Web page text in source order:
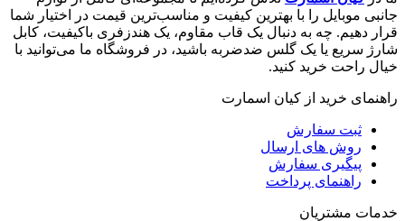
جانبی موبایل را با بهترین کیفیت و مناسب‌ترین قیمت در اختیار شما
قرار دهیم. چه به دنبال یک قاب مقاوم، یک هندزفری باکیفیت، کابل
شارژ سریع یا یک گلس ضدضربه باشید، در فروشگاه ما می‌توانید با
خیال راحت خرید کنید.
راهنمای خرید از کیان اسمارت
ثبت سفارش
روش‌ های ارسال
پیگیری سفارش
راهنمای پرداخت
خدمات مشتریان